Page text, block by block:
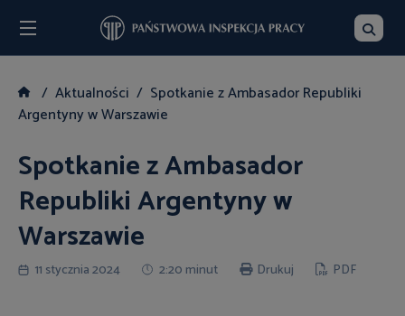
Aktualności
Spotkanie z Ambasador Republiki
Argentyny w Warszawie
Spotkanie z Ambasador
Republiki Argentyny w
Warszawie
11 stycznia 2024 2:20 minut Drukuj PDF
Szukaj